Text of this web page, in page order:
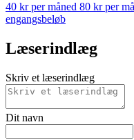
40 kr per måned 80 kr per
engangsbeløb
Læserindlæg
Skriv et læserindlæg
Dit navn